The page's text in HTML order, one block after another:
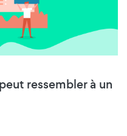
ressembler à un